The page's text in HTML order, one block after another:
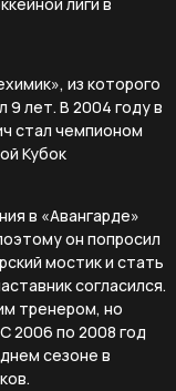
из которого
9 лет. В 2004 году в
стал чемпионом
Кубок
в «Авангарде»
он попросил
мостик и стать
согласился.
тренером, но
2006 по 2008 год
сезоне в